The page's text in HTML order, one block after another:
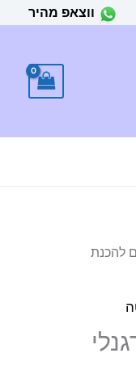
ווצאפ מהיר
להכנת